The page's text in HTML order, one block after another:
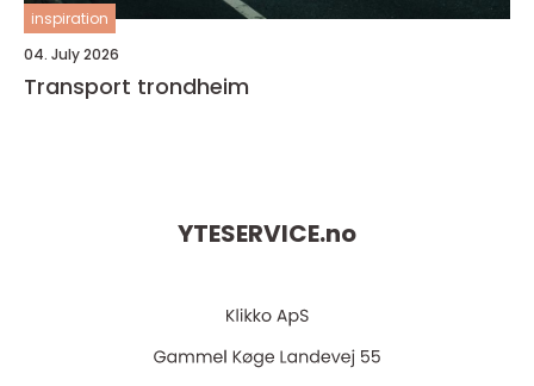
inspiration
04. July 2026
Transport trondheim
YTESERVICE.no